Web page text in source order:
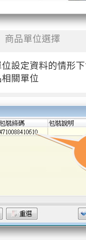
商品單位選擇
設定資料的情形
關單位